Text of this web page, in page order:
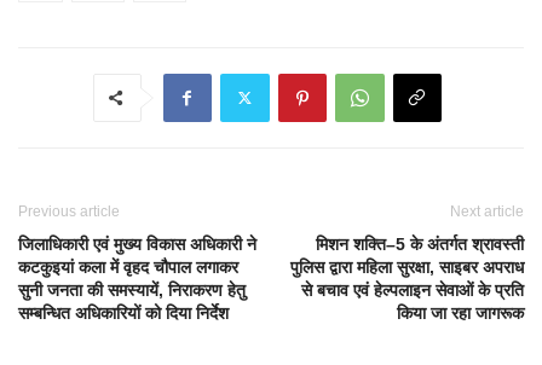
Previous article
जिलाधिकारी एवं मुख्य विकास अधिकारी ने
कटकुइयां कला में वृहद चौपाल लगाकर
सुनी जनता की समस्यायें, निराकरण हेतु
सम्बन्धित अधिकारियों को दिया निर्देश
Next article
मिशन शक्ति–5 के अंतर्गत श्रावस्ती
पुलिस द्वारा महिला सुरक्षा, साइबर अपराध
से बचाव एवं हेल्पलाइन सेवाओं के प्रति
किया जा रहा जागरूक